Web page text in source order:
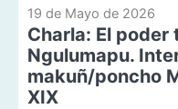
19 de Mayo de 2026
Charla: El poder
Ngulumapu.
makuñ/poncho
XIX